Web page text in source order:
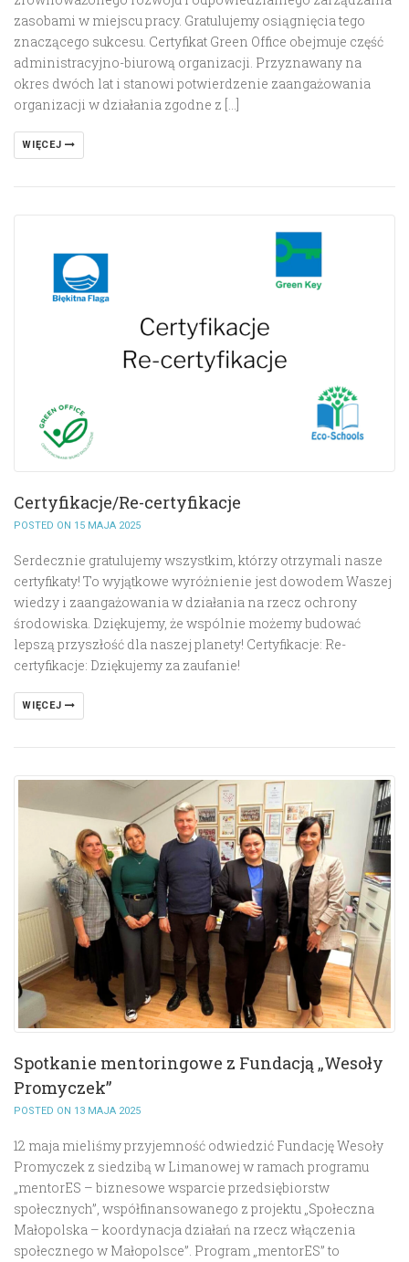
zasobami w miejscu pracy. Gratulujemy osiągnięcia tego
znaczącego sukcesu. Certyfikat Green Office obejmuje część
administracyjno-biurową organizacji. Przyznawany na
okres dwóch lat i stanowi potwierdzenie zaangażowania
organizacji w działania zgodne z […]
WIĘCEJ
Certyfikacje/Re-certyfikacje
POSTED ON 15 MAJA 2025
Serdecznie gratulujemy wszystkim, którzy otrzymali nasze
certyfikaty! To wyjątkowe wyróżnienie jest dowodem Waszej
wiedzy i zaangażowania w działania na rzecz ochrony
środowiska. Dziękujemy, że wspólnie możemy budować
lepszą przyszłość dla naszej planety! Certyfikacje: Re-
certyfikacje: Dziękujemy za zaufanie!
WIĘCEJ
Spotkanie mentoringowe z Fundacją „Wesoły
Promyczek”
POSTED ON 13 MAJA 2025
12 maja mieliśmy przyjemność odwiedzić Fundację Wesoły
Promyczek z siedzibą w Limanowej w ramach programu
„mentorES – biznesowe wsparcie przedsiębiorstw
społecznych”, współfinansowanego z projektu „Społeczna
Małopolska – koordynacja działań na rzecz włączenia
społecznego w Małopolsce”. Program „mentorES” to